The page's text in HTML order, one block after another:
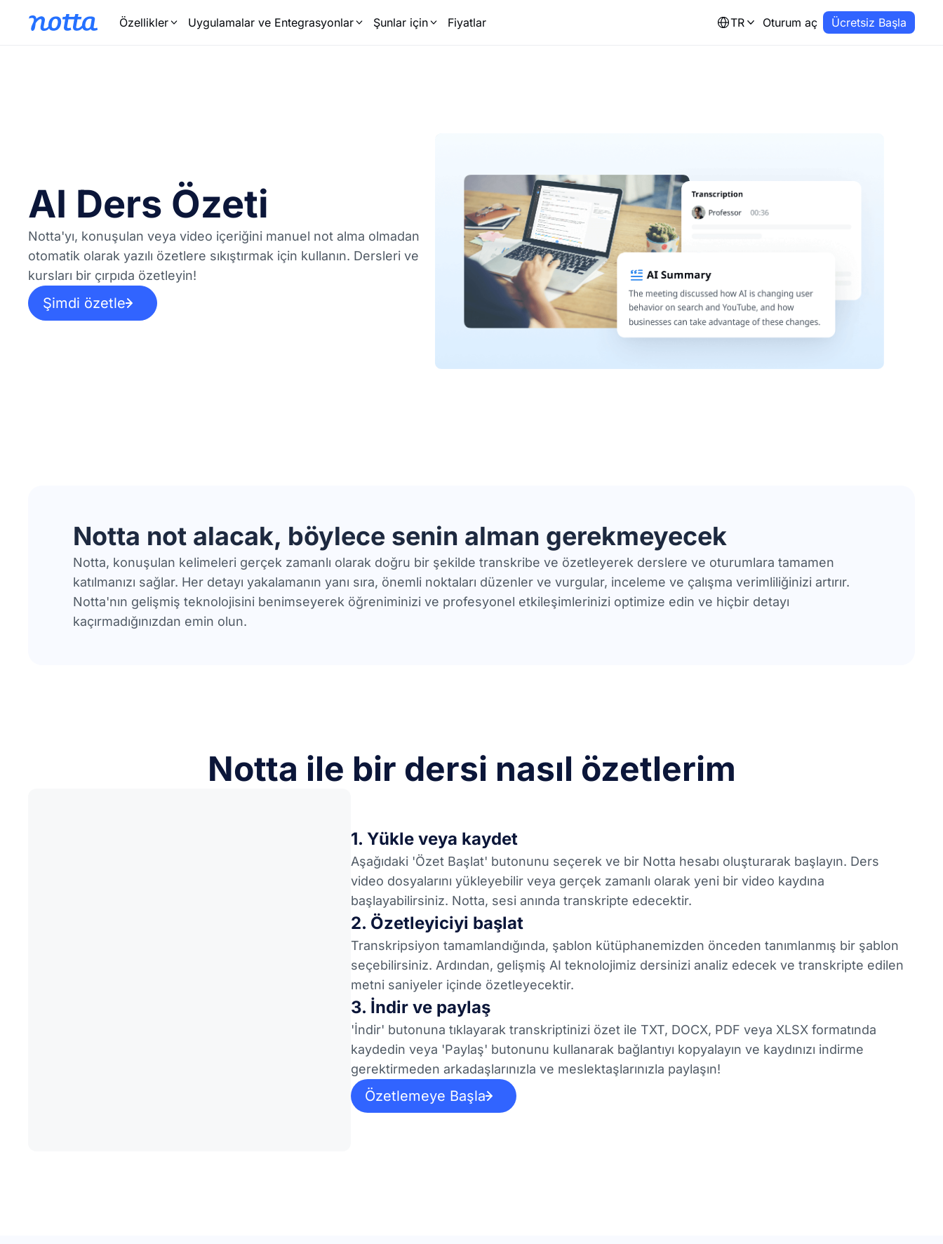
Özellikler Uygulamalar ve Entegrasyonlar Şunlar için Fiyatlar TR Oturum aç Ücretsiz Başla
AI Ders Özeti
Notta'yı, konuşulan veya video içeriğini manuel not alma olmadan
otomatik olarak yazılı özetlere sıkıştırmak için kullanın. Dersleri ve
kursları bir çırpıda özetleyin!
Şimdi özetle
Notta not alacak, böylece senin alman gerekmeyecek
Notta, konuşulan kelimeleri gerçek zamanlı olarak doğru bir şekilde transkribe ve özetleyerek derslere ve oturumlara tamamen
katılmanızı sağlar. Her detayı yakalamanın yanı sıra, önemli noktaları düzenler ve vurgular, inceleme ve çalışma verimliliğinizi artırır.
Notta'nın gelişmiş teknolojisini benimseyerek öğreniminizi ve profesyonel etkileşimlerinizi optimize edin ve hiçbir detayı
kaçırmadığınızdan emin olun.
Notta ile bir dersi nasıl özetlerim
1. Yükle veya kaydet
Aşağıdaki 'Özet Başlat' butonunu seçerek ve bir Notta hesabı oluşturarak başlayın. Ders
video dosyalarını yükleyebilir veya gerçek zamanlı olarak yeni bir video kaydına
başlayabilirsiniz. Notta, sesi anında transkripte edecektir.
2. Özetleyiciyi başlat
Transkripsiyon tamamlandığında, şablon kütüphanemizden önceden tanımlanmış bir şablon
seçebilirsiniz. Ardından, gelişmiş AI teknolojimiz dersinizi analiz edecek ve transkripte edilen
metni saniyeler içinde özetleyecektir.
3. İndir ve paylaş
'İndir' butonuna tıklayarak transkriptinizi özet ile TXT, DOCX, PDF veya XLSX formatında
kaydedin veya 'Paylaş' butonunu kullanarak bağlantıyı kopyalayın ve kaydınızı indirme
gerektirmeden arkadaşlarınızla ve meslektaşlarınızla paylaşın!
Özetlemeye Başla